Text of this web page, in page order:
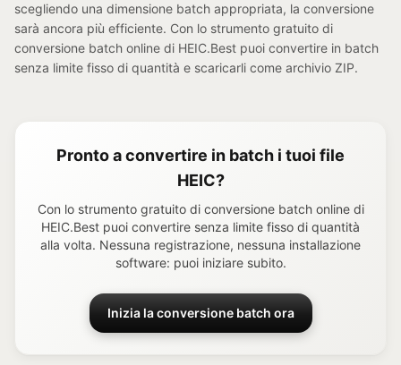
scegliendo una dimensione batch appropriata, la conversione
sarà ancora più efficiente. Con lo strumento gratuito di
conversione batch online di HEIC.Best puoi convertire in batch
senza limite fisso di quantità e scaricarli come archivio ZIP.
Pronto a convertire in batch i tuoi file
HEIC?
Con lo strumento gratuito di conversione batch online di
HEIC.Best puoi convertire senza limite fisso di quantità
alla volta. Nessuna registrazione, nessuna installazione
software: puoi iniziare subito.
Inizia la conversione batch ora